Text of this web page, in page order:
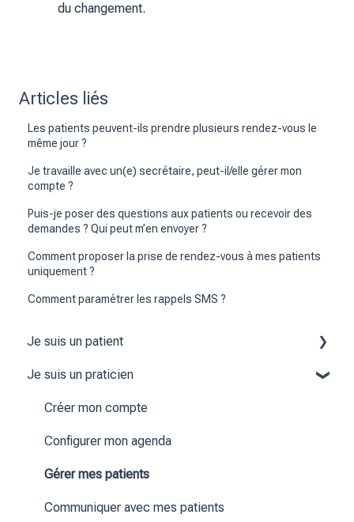
du changement.
Articles liés
Les patients peuvent-ils prendre plusieurs rendez-vous le
même jour ?
Je travaille avec un(e) secrétaire, peut-il/elle gérer mon
compte ?
Puis-je poser des questions aux patients ou recevoir des
demandes ? Qui peut m’en envoyer ?
Comment proposer la prise de rendez-vous à mes patients
uniquement ?
Comment paramétrer les rappels SMS ?
Je suis un patient
Créer mon compte
Prendre ou gérer un rendez-vous
Gérer mon compte
Communiquer avec mon praticien
Je suis un praticien
Créer mon compte
Configurer mon agenda
Gérer mes patients
Communiquer avec mes patients